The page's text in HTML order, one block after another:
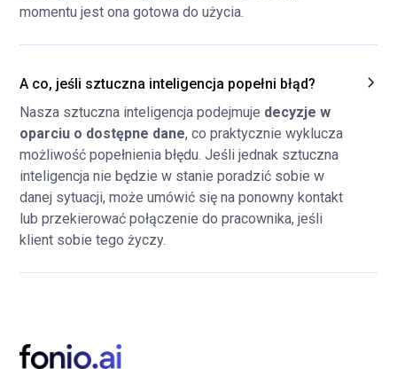
momentu jest ona gotowa do użycia.
A co, jeśli sztuczna inteligencja popełni błąd?
Nasza sztuczna inteligencja podejmuje decyzje w
oparciu o dostępne dane, co praktycznie wyklucza
możliwość popełnienia błędu. Jeśli jednak sztuczna
inteligencja nie będzie w stanie poradzić sobie w
danej sytuacji, może umówić się na ponowny kontakt
lub przekierować połączenie do pracownika, jeśli
klient sobie tego życzy.